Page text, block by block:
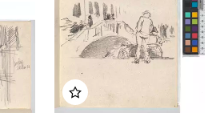
hinzufügenZu meinem Album